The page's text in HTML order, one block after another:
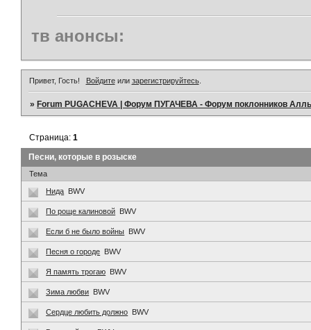
тв анонсы:
Привет, Гость! Войдитеили зарегистрируйтесь.
»Forum PUGACHEVA | Форум ПУГАЧЕВА - Форум поклонников
Песни, которые в розыске
Страница:1
Тема
Нида BWV
По роще калиновой BWV
Если б не было войны BWV
Песня о городе BWV
Я память трогаю BWV
Зима любви BWV
Сердце любить должно BWV